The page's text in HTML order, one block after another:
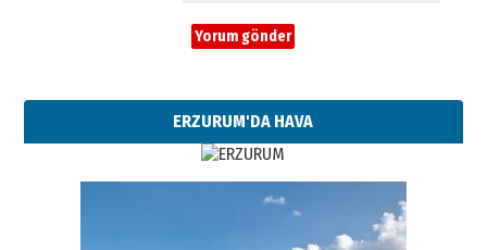
ERZURUM'DA HAVA